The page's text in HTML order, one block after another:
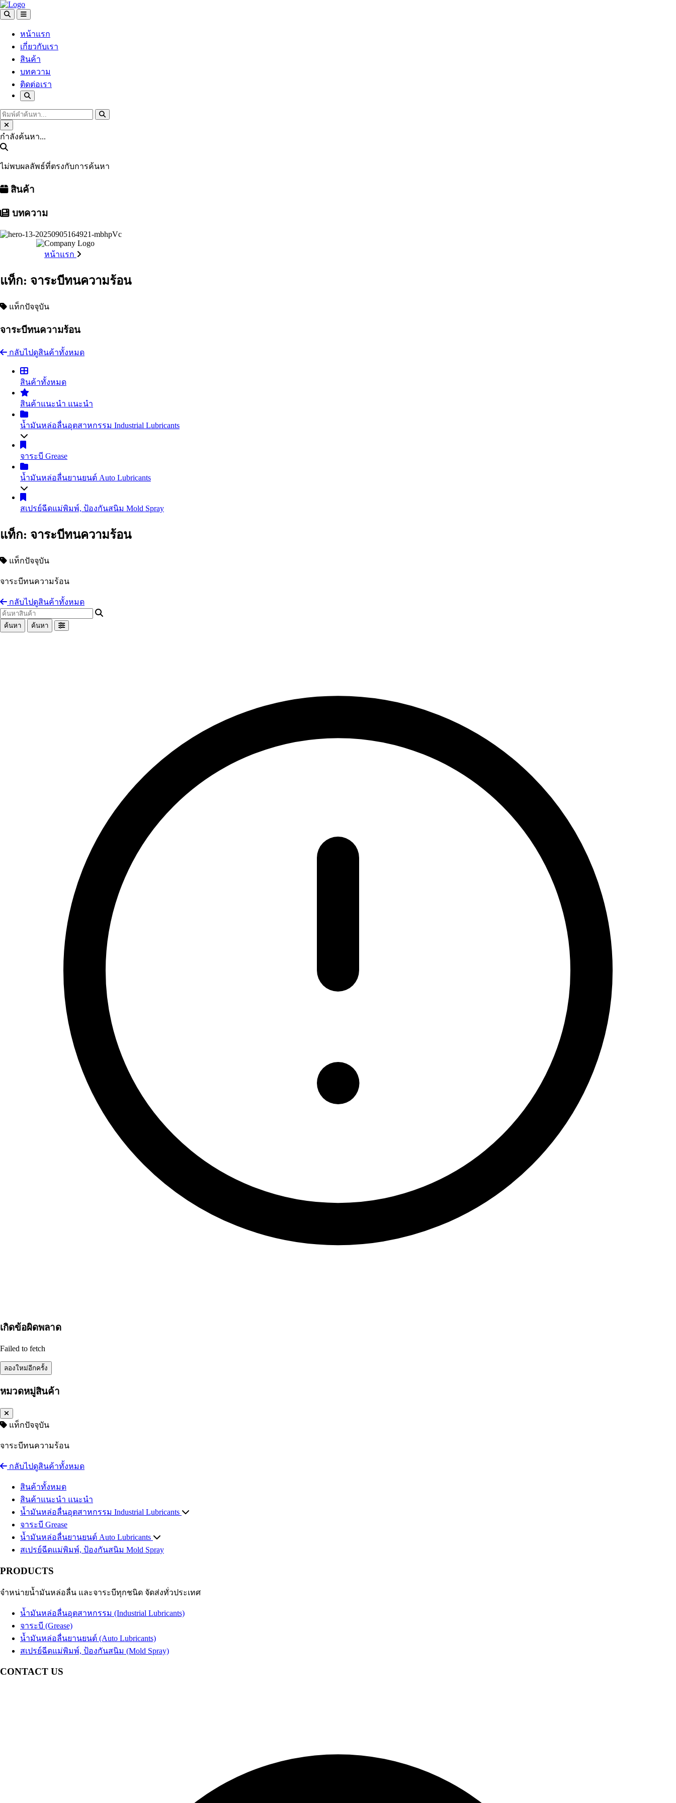
หน้าแรก
เกี่ยวกับเรา
สินค้า
บทความ
ติดต่อเรา
กำลังค้นหา...
ไม่พบผลลัพธ์ที่ตรงกับการค้นหา
สินค้า
บทความ
หน้าแรก
แท็ก: จาระบีทนความร้อน
แท็กปัจจุบัน
จาระบีทนความร้อน
กลับไปดูสินค้าทั้งหมด
สินค้าทั้งหมด
สินค้าแนะนำ แนะนำ
น้ำมันหล่อลื่นอุตสาหกรรม Industrial Lubricants
น้ำมันถ่ายเทความร้อน
น้ำมันเกียร์อุตสาหกรรม
น้ำมัน EDMน้ำมันสปาร์ค
น้ำมันปั๊มลมAir Compressor Oil
น้ำมันห้องเย็น
อื่นๆ Others
จาระบี Grease
น้ำมันหล่อลื่นยานยนต์ Auto Lubricants
น้ำมันเครื่องดีเซลDiesel Engine Oil
น้ำมันเบรกBrake Fluid
อื่นๆ Others
สเปรย์ฉีดแม่พิมพ์, ป้องกันสนิม Mold Spray
แท็ก: จาระบีทนความร้อน
แท็กปัจจุบัน
จาระบีทนความร้อน
กลับไปดูสินค้าทั้งหมด
ค้นหา ค้นหา
เกิดข้อผิดพลาด
Failed to fetch
ลองใหม่อีกครั้ง
หมวดหมู่สินค้า
แท็กปัจจุบัน
จาระบีทนความร้อน
กลับไปดูสินค้าทั้งหมด
สินค้าทั้งหมด
สินค้าแนะนำ แนะนำ
น้ำมันหล่อลื่นอุตสาหกรรม Industrial Lubricants
น้ำมันไฮดรอลิค
น้ำมันถ่ายเทความร้อนHeat Transfer Oil
น้ำมันเกียร์อุตสาหกรรม Industrial Gear Oil
น้ำมันสไลด์เวย์
น้ำมัน EDM
น้ำมันสปาร์ค
Turbine Oil
น้ำมันปั๊มลมAir Compressor Oil
น้ำมันหม้อแปลงไฟฟ้า
น้ำมันห้องเย็นRefrigeration Oil
น้ำมันกันสนิม
จาระบี Grease
น้ำมันหล่อลื่นยานยนต์ Auto Lubricants
น้ำมันเครื่องเบนซินGasoline Engine Oil
น้ำมันเกียร์และน้ำมันเฟืองท้าย
น้ำมันเบรก
Brake Fluid
Coolant น้ำยาหม้อน้ำรถยนต์ น้ำยาหล่อเย็นสำเร็จรูป
อื่นๆ Others
สเปรย์ฉีดแม่พิมพ์, ป้องกันสนิม Mold Spray
PRODUCTS
จำหน่ายน้ำมันหล่อลื่น และจาระบีทุกชนิด จัดส่งทั่วประเทศ
น้ำมันหล่อลื่นอุตสาหกรรม (Industrial Lubricants)
จาระบี (Grease)
น้ำมันหล่อลื่นยานยนต์ (Auto Lubricants)
สเปรย์ฉีดแม่พิมพ์, ป้องกันสนิม (Mold Spray)
CONTACT US